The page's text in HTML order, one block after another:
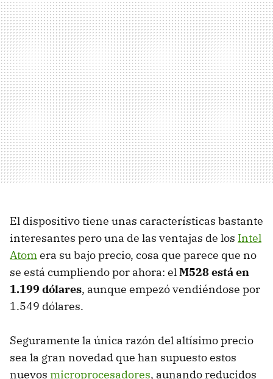
El dispositivo tiene unas características bastante
interesantes pero una de las ventajas de los Intel
Atomera su bajo precio, cosa que parece que no
se está cumpliendo por ahora: elM528 está en
1.199 dólares, aunque empezó vendiéndose por
1.549 dólares.
Seguramente la única razón del altísimo precio
sea la gran novedad que han supuesto estos
nuevos microprocesadores, aunando reducidos